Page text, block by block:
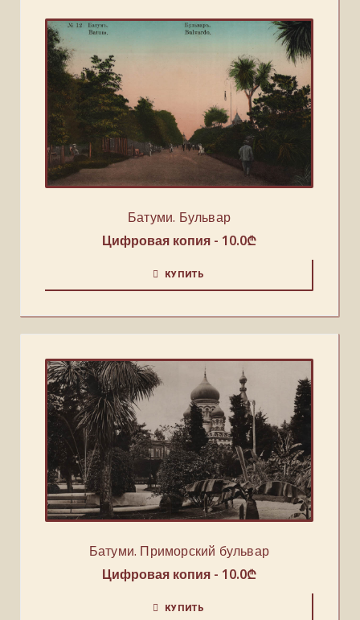
Батуми. Бульвар
Цифровая копия - 10.0₾
КУПИТЬ
Батуми. Приморский бульвар
Цифровая копия - 10.0₾
КУПИТЬ